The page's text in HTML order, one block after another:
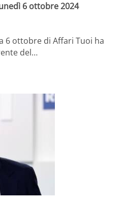
6 ottobre 2024
6 ottobre di Affari Tuoi ha
del…